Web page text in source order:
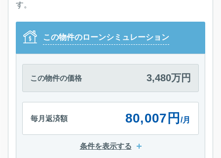
す。
この物件のローンシミュレーション
この物件の価格 3,480万円
毎月返済額 80,007円 /月
条件を表示する